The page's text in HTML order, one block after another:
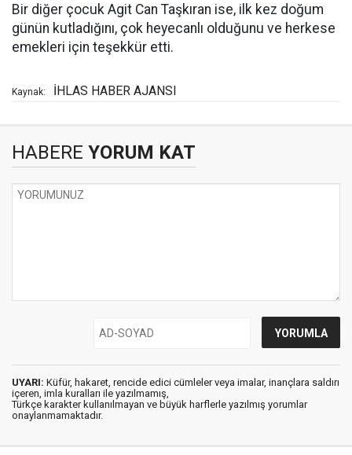
Bir diğer çocuk Agit Can Taşkıran ise, ilk kez doğum
günün kutladığını, çok heyecanlı olduğunu ve herkese
emekleri için teşekkür etti.
Kaynak: İHLAS HABER AJANSI
HABERE YORUM KAT
UYARI: Küfür, hakaret, rencide edici cümleler veya imalar, inançlara saldırı
içeren, imla kuralları ile yazılmamış,
Türkçe karakter kullanılmayan ve büyük harflerle yazılmış yorumlar
onaylanmamaktadır.